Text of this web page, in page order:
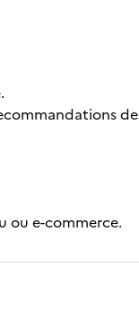
de
ou e-commerce.